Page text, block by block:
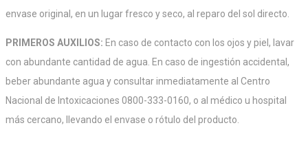
envase original, en un lugar fresco y seco, al reparo del sol directo.
PRIMEROS AUXILIOS: En caso de contacto con los ojos y piel, lavar
con abundante cantidad de agua. En caso de ingestión accidental,
beber abundante agua y consultar inmediatamente al Centro
Nacional de Intoxicaciones 0800-333-0160, o al médico u hospital
más cercano, llevando el envase o rótulo del producto.